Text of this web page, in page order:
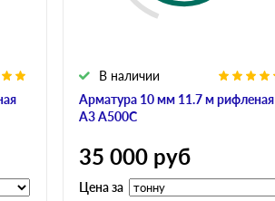
Арматура 10 мм 11.7 м рифленая
А3 А500С
В наличии
35 000 руб
Цена за